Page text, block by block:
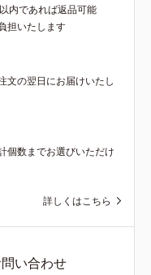
内であれば返品可能
担いたします
文の翌日にお届けいたし
個数までお選びいただけ
詳しくはこちら
い合わせ